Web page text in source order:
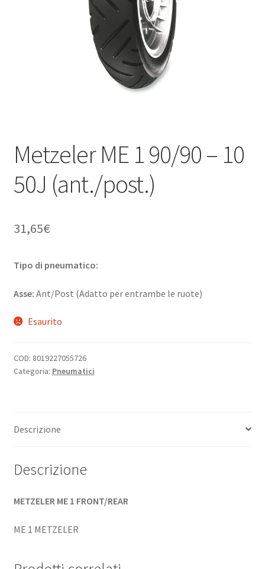
Metzeler ME 1 90/90 – 10
50J (ant./post.)
31,65€
Tipo di pneumatico:
Asse: Ant/Post (Adatto per entrambe le ruote)
Esaurito
COD: 8019227055726
Categoria: Pneumatici
Descrizione
Descrizione
METZELER ME 1 FRONT/REAR
ME 1 METZELER